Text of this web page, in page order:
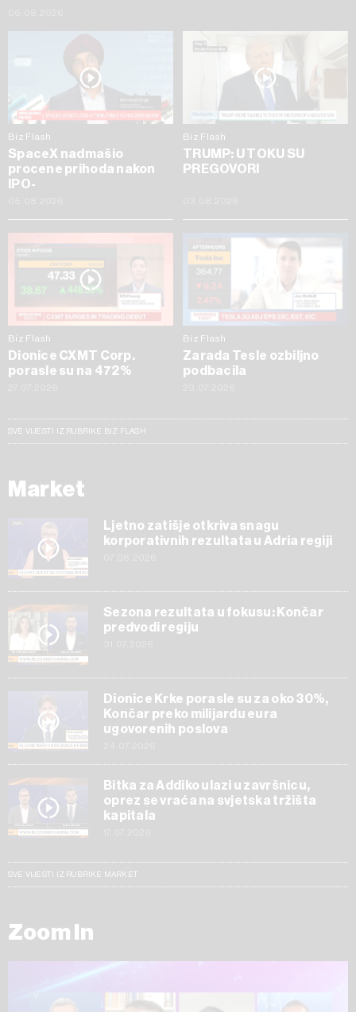
Biz Flash
SpaceX nadmašio
procene prihoda nakon
IPO-
Biz Flash
TRUMP: U TOKU SU
PREGOVORI
Biz Flash
Dionice CXMT Corp.
porasle su na 472%
Biz Flash
Zarada Tesle ozbiljno
podbacila
SVE VIJESTI IZ RUBRIKE BIZ FLASH
Market
Ljetno zatišje otkriva snagu
korporativnih rezultata u Adria regiji
Sezona rezultata u fokusu: Končar
predvodi regiju
Dionice Krke porasle su za oko 30%,
Končar preko milijardu eura
ugovorenih poslova
Bitka za Addiko ulazi u završnicu,
oprez se vraća na svjetska tržišta
kapitala
SVE VIJESTI IZ RUBRIKE MARKET
Zoom In